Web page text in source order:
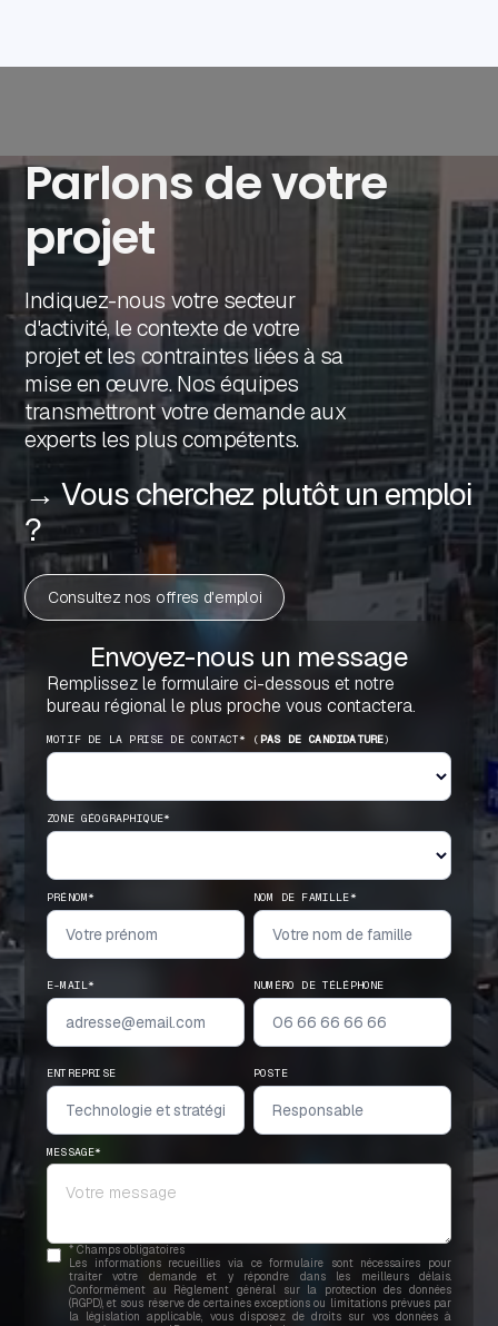
Parlons de votre
projet
Indiquez-nous votre secteur
d'activité, le contexte de votre
projet et les contraintes liées à sa
mise en œuvre. Nos équipes
transmettront votre demande aux
experts les plus compétents.
→ Vous cherchez plutôt un emploi
?
Consultez nos offres d'emploi
Envoyez-nous un message
Remplissez le formulaire ci-dessous et notre
bureau régional le plus proche vous contactera.
MOTIF DE LA PRISE DE CONTACT* ( PAS DE CANDIDATURE)
ZONE GÉOGRAPHIQUE*
PRÉNOM* NOM DE FAMILLE*
E-MAIL* NUMÉRO DE TÉLÉPHONE
ENTREPRISE POSTE
MESSAGE*
* Champs obligatoires
Les informations recueillies via ce formulaire sont nécessaires pour
traiter votre demande et y répondre dans les meilleurs délais.
Conformément au Règlement général sur la protection des données
(RGPD), et sous réserve de certaines exceptions ou limitations prévues par
la législation applicable, vous disposez de droits sur vos données à